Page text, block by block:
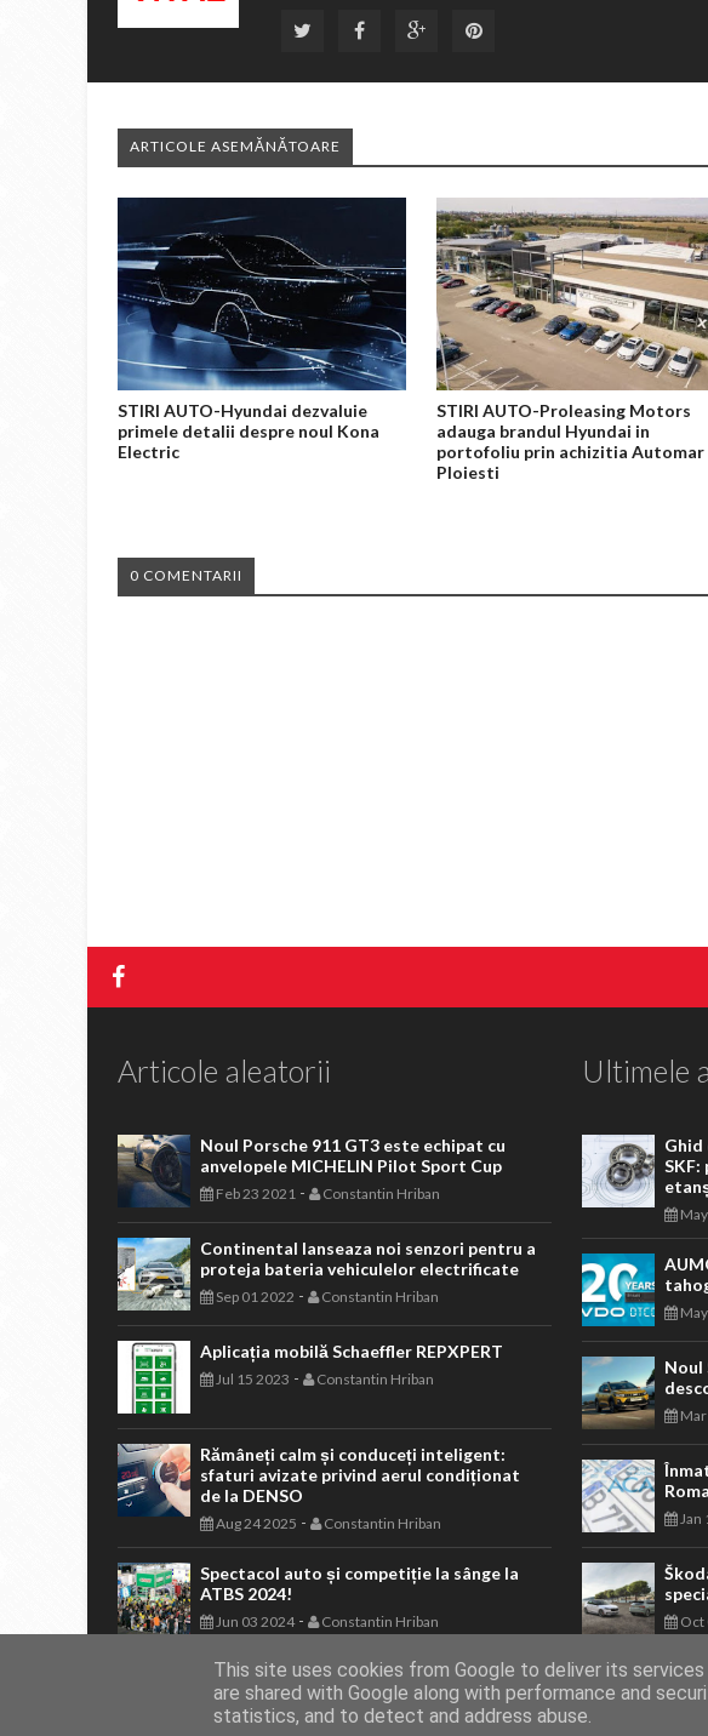
ARTICOLE ASEMĂNĂTOARE
STIRI AUTO-Hyundai dezvaluie
primele detalii despre noul Kona
Electric
STIRI AUTO-Proleasing Motors
adauga brandul Hyundai in
portofoliu prin achizitia Automar
Ploiesti
0 COMENTARII
Articole aleatorii
Noul Porsche 911 GT3 este echipat cu
anvelopele MICHELIN Pilot Sport Cup
Feb 23 2021 - Constantin Hriban
Continental lanseaza noi senzori pentru a
proteja bateria vehiculelor electrificate
Sep 01 2022 - Constantin Hriban
Aplicația mobilă Schaeffler REPXPERT
Jul 15 2023 - Constantin Hriban
Rămâneți calm și conduceți inteligent:
sfaturi avizate privind aerul condiționat
de la DENSO
Aug 24 2025 - Constantin Hriban
Spectacol auto și competiție la sânge la
ATBS 2024!
Jun 03 2024- Constantin Hriban
Ultimele
Ghid
Noul
Jan
Oct
Copyright © 2011 - 2026. Toate drepturile rezervate.
This site uses cookies from Google to deliver its
are shared with Google along with performance and
statistics, and to detect and address abuse.